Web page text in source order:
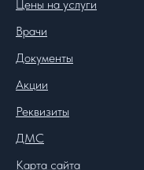
Цены на услуги
Врачи
Документы
Акции
Реквизиты
ДМС
Карта сайта